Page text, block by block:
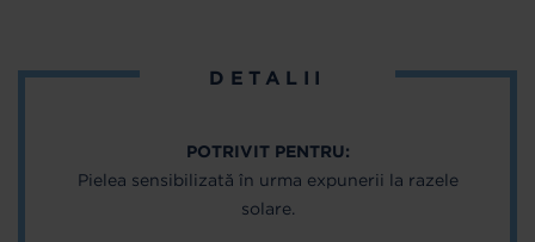
DETALII
POTRIVIT PENTRU:
Pielea sensibilizată în urma expunerii la razele
solare.